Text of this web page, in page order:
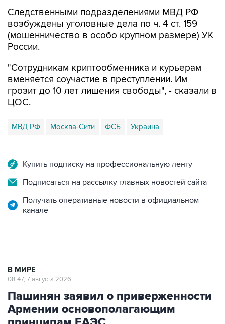
Следственными подразделениями МВД РФ
возбуждены уголовные дела по ч. 4 ст. 159
(мошенничество в особо крупном размере) УК
России.
"Сотрудникам криптообменника и курьерам
вменяется соучастие в преступлении. Им
грозит до 10 лет лишения свободы", - сказали в
ЦОС.
МВД РФ Москва-Сити ФСБ Украина
Купить подписку на профессиональную ленту
Подписаться на рассылку главных новостей сайта
Получать оперативные новости в официальном
канале
В МИРЕ
08:47, 7 августа 2026
Пашинян заявил о приверженности
Армении основополагающим